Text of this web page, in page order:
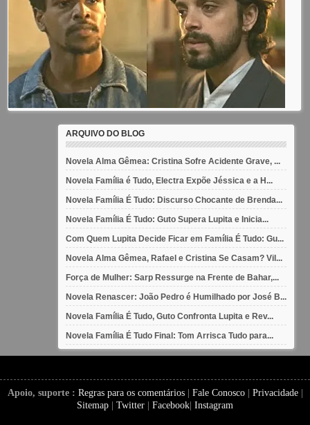
ARQUIVO DO BLOG
Novela Alma Gêmea: Cristina Sofre Acidente Grave, ...
Novela Família é Tudo, Electra Expõe Jéssica e a H...
Novela Família É Tudo: Discurso Chocante de Brenda...
Novela Família É Tudo: Guto Supera Lupita e Inicia...
Com Quem Lupita Decide Ficar em Família É Tudo: Gu...
Novela Alma Gêmea, Rafael e Cristina Se Casam? Vil...
Força de Mulher: Sarp Ressurge na Frente de Bahar,...
Novela Renascer: João Pedro é Humilhado por José B...
Novela Família É Tudo, Guto Confronta Lupita e Rev...
Novela Família É Tudo Final: Tom Arrisca Tudo para...
Apoio, suporte : Regras para os comentários| Fale Conosco| Privacidade|
Sitemap
Twitter Facebook Instagram